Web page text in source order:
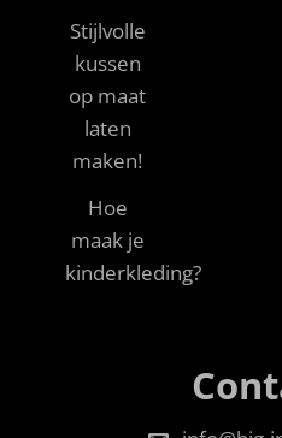
Stijlvolle
kussen
op maat
laten
maken!
Hoe
maak je
kinderkleding?